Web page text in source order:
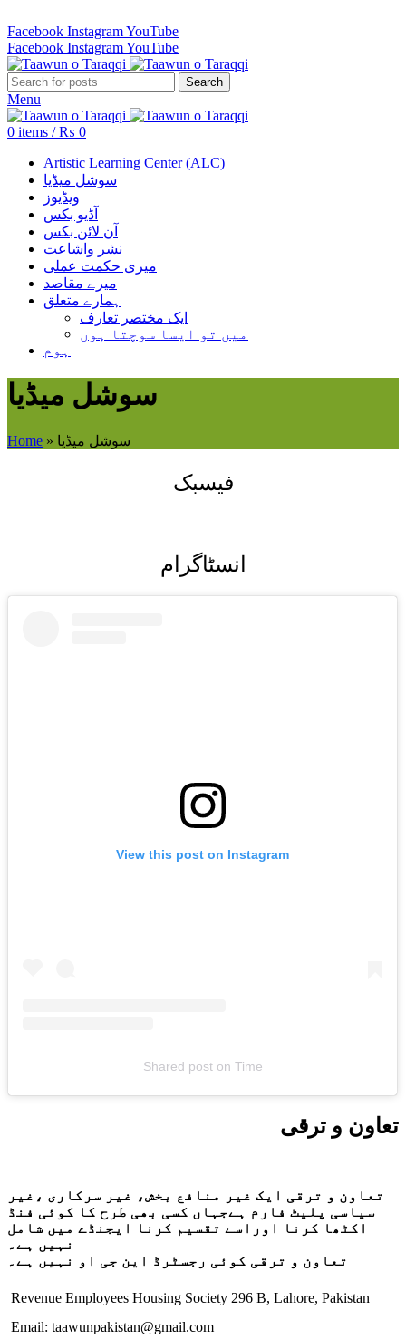
Facebook InstagramYouTube
Facebook InstagramYouTube
Search
Menu
0 items / ₨ 0
Artistic Learning Center (ALC)
سوشل میڈیا
ویڈیوز
آڈیو بکس
آن لائن بکس
نشر واشاعت
میری حکمت عملی
میرے مقاصد
ہمارے متعلق
ایک مختصر تعارف
میں تو ایسا سوچتا ہوں
ہوم
سوشل میڈیا
Home » سوشل میڈیا
فیسبک
انسٹاگرام
View this post on Instagram
Shared poston Time
تعاون و ترقی
تعاون و ترقی ایک غیر منافع بخش، غیر سرکاری ،غیر
سیاسی پلیٹ فارم ہےجہاں کسی بھی طرح کا کوئی فنڈ
اکٹھا کرنا اوراسے تقسیم کرنا ایجنڈے میں شامل
نہیں ہے۔
تعاون و ترقی کوئی رجسٹرڈ این جی او نہیں ہے۔
Revenue Employees Housing Society 296 B, Lahore, Pakistan
Email: taawunpakistan@gmail.com